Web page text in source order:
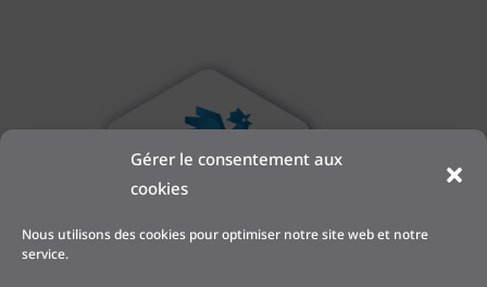
Gérer le consentement aux
cookies
Nous utilisons des cookies pour optimiser notre site web et notre
service.